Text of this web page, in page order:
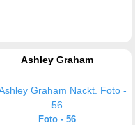
Ashley Graham
Foto - 56